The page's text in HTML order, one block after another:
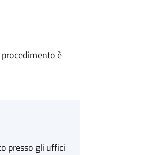
è
presso gli uffici